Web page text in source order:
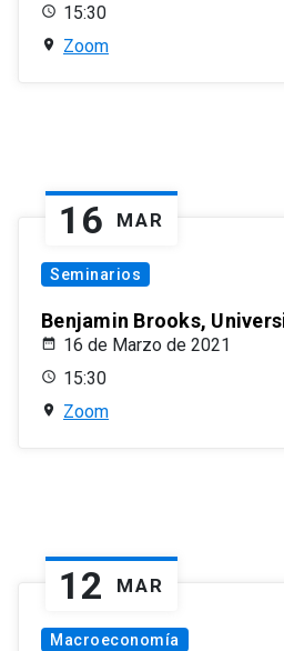
15:30
Zoom
16 MAR
Seminarios
Benjamin Brooks,
16 de Marzo de 2021
15:30
Zoom
12 MAR
Macroeconomía